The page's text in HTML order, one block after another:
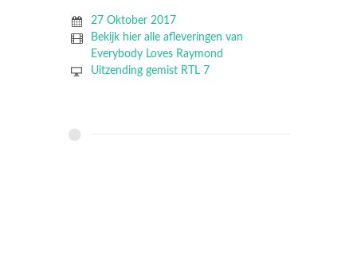
27 Oktober 2017
Bekijk hier alle afleveringen van
Everybody Loves Raymond
Uitzending gemist RTL 7